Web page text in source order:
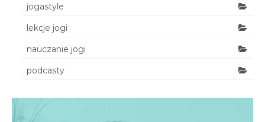
jogastyle
lekcje jogi
nauczanie jogi
podcasty